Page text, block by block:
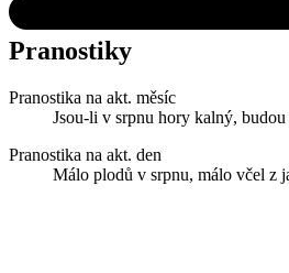
Pranostiky
Pranostika na akt. měsíc
Jsou-li v srpnu hory kalný,
Pranostika na akt. den
Málo plodů v srpnu, málo včel z